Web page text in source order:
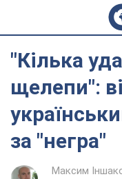
"Кiлька
щелепи":
за "негра"
Максим